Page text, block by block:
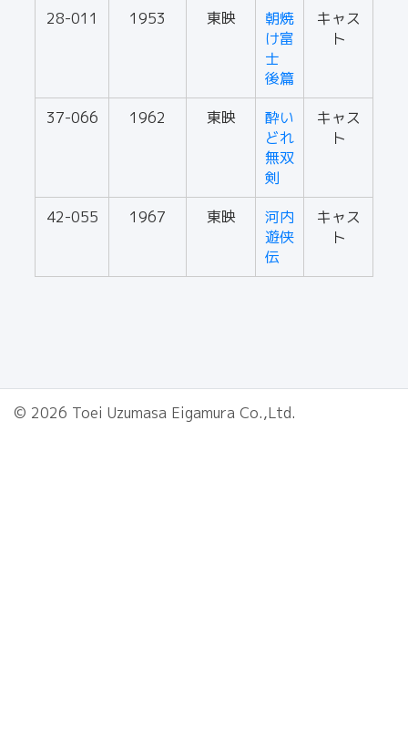
28-011 1953 東映
朝焼
け富
士
後篇
キャス
ト
37-066 1962 東映
酔い
どれ
無双
剣
キャス
ト
42-055 1967 東映
河内
遊侠
伝
キャス
ト
© 2026 Toei Uzumasa Eigamura Co.,Ltd.